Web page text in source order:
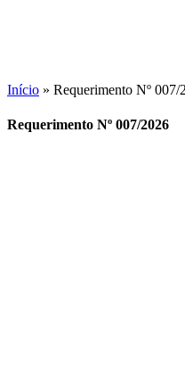
Início » Requerimento Nº 007/
Requerimento Nº 007/2026